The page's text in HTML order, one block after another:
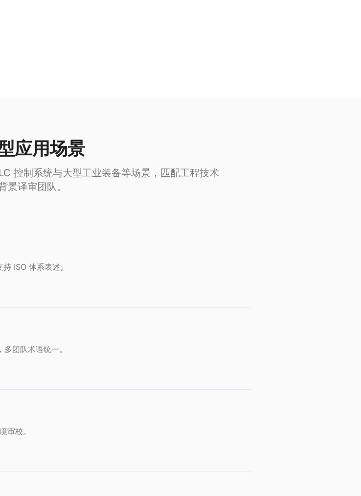
应用场景
控制系统与大型工业装备等场景，匹配工程技术
景译审团队。
ISO 体系表述。
团队术语统一。
审校。